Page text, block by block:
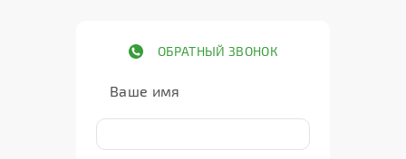
ОБРАТНЫЙ ЗВОНОК
Ваше имя